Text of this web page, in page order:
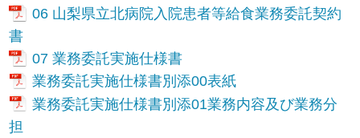
06 山梨県立北病院入院患者等給食業務委託契約
書
07 業務委託実施仕様書
業務委託実施仕様書別添00表紙
業務委託実施仕様書別添01業務内容及び業務分
担